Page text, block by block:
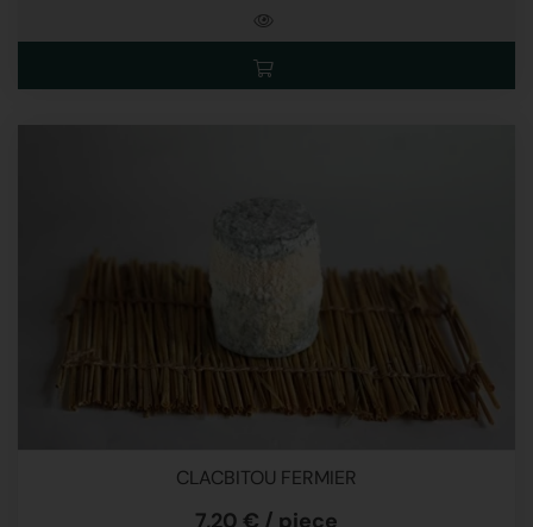
CLACBITOU FERMIER